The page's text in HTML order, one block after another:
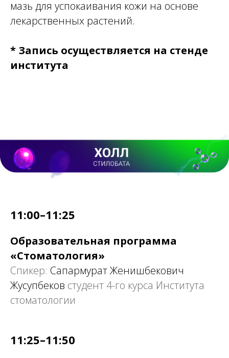
мазь для успокаивания кожи на основе
лекарственных растений.
* Запись осуществляется на стенде
института
11:00–11:25
Образовательная программа
«Стоматология»
Спикер: Сапармурат Женишбекович
Жусупбеков студент 4-го курса Института
стоматологии
11:25–11:50